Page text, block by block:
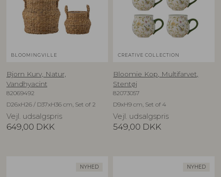
BLOOMINGVILLE
Bjorn Kurv, Natur,
Vandhyacint
82069492
D26xH26 / D37xH36 cm, Set of 2
Vejl. udsalgspris
649,00 DKK
CREATIVE COLLECTION
Bloomie Kop, Multifarvet,
Stentøj
82073057
D9xH9 cm, Set of 4
Vejl. udsalgspris
549,00 DKK
NYHED NYHED